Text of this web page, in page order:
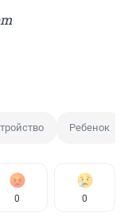
Ребенок
0 0